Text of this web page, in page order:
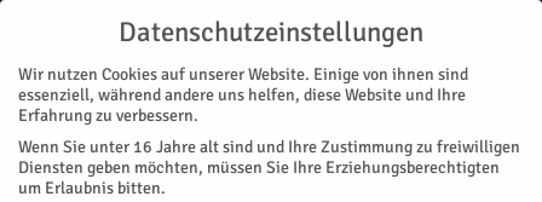
Start Stadtteile Jülich Zehner unterstützen Hilfe zur Selbsthilfe
STADTTEILE JÜLICH
Datenschutzeinstellungen
Wir nutzen Cookies auf unserer Website. Einige von ihnen sind
essenziell, während andere uns helfen, diese Website und Ihre
Erfahrung zu verbessern.
Wenn Sie unter 16 Jahre alt sind und Ihre Zustimmung zu freiwilligen
Diensten geben möchten, müssen Sie Ihre Erziehungsberechtigten
um Erlaubnis bitten.